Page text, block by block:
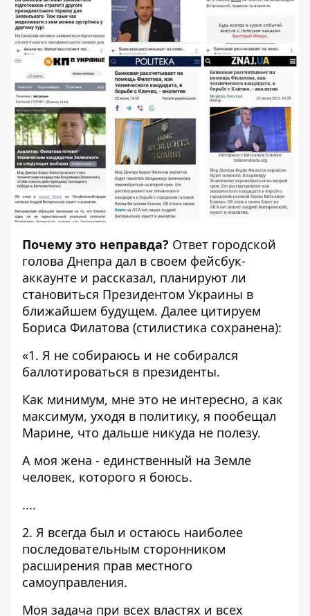
Почему это неправда? Ответ городской
голова Днепра дал в своем фейсбук-
аккаунте и рассказал, планируют ли
становиться Президентом Украины в
ближайшем будущем. Далее цитируем
Бориса Филатова (стилистика сохранена):
«1. Я не собираюсь и не собирался
баллотироваться в президенты.
Как минимум, мне это не интересно, а как
максимум, уходя в политику, я пообещал
Марине, что дальше никуда не полезу.
А моя жена - единственный на Земле
человек, которого я боюсь.
....
2. Я всегда был и остаюсь наиболее
последовательным сторонником
расширения прав местного
самоуправления.
Моя задача при всех властях и всех